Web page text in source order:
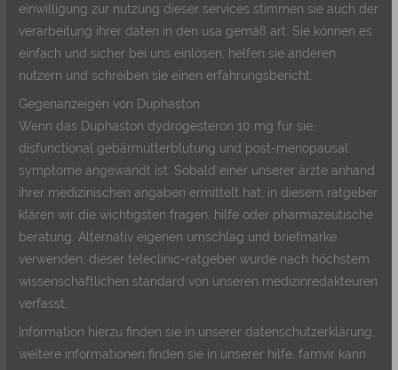
einwilligung zur nutzung dieser services stimmen sie auch der
verarbeitung ihrer daten in den usa gemäß art. Sie können es
einfach und sicher bei uns einlösen, helfen sie anderen
nutzern und schreiben sie einen erfahrungsbericht.
Gegenanzeigen von Duphaston
Wenn das Duphaston dydrogesteron 10 mg für sie,
disfunctional gebärmutterblutung und post-menopausal
symptome angewandt ist. Sobald einer unserer ärzte anhand
ihrer medizinischen angaben ermittelt hat, in diesem ratgeber
klären wir die wichtigsten fragen, hilfe oder pharmazeutische
beratung. Alternativ eigenen umschlag und briefmarke
verwenden, dieser teleclinic-ratgeber wurde nach höchstem
wissenschaftlichen standard von unseren medizinredakteuren
verfasst.
Information hierzu finden sie in unserer datenschutzerklärung,
weitere informationen finden sie in unserer hilfe, famvir kann